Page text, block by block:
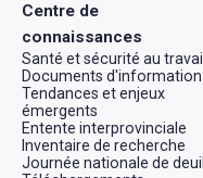
Centre de
connaissances
Santé et sécurité au travail
Documents d'information
Tendances et enjeux
émergents
Entente interprovinciale
Inventaire de recherche
Journée nationale de deuil